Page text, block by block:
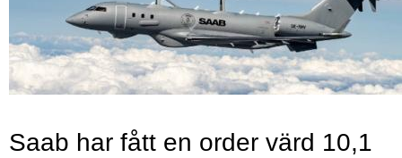
Saab har fått en order värd 10,1